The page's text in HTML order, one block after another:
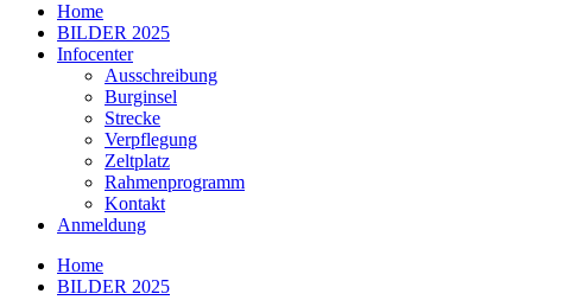
Home
BILDER 2025
Infocenter
Ausschreibung
Burginsel
Strecke
Verpflegung
Zeltplatz
Rahmenprogramm
Kontakt
Anmeldung
Home
BILDER 2025